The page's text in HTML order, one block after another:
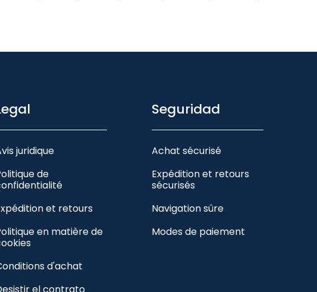
juridique
de
et retours
en matière de
d'achat
Seguridad
Achat sécurisé
Expédition et retours
sécurisés
Navigation sûre
Modes de paiement